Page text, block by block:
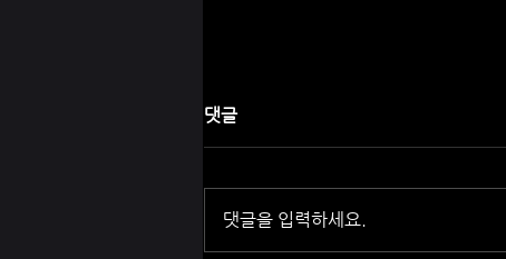
댓글
댓글을 입력하세요.